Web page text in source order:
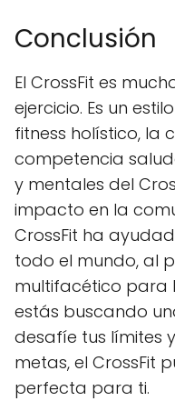
Conclusión
El CrossFit es
ejercicio. Es un
fitness holístico, la
competencia
y mentales del
impacto en la
CrossFit ha
todo el mundo, al
multifacético para
estás buscando
desafíe tus límites
metas, el CrossFit
perfecta para ti.